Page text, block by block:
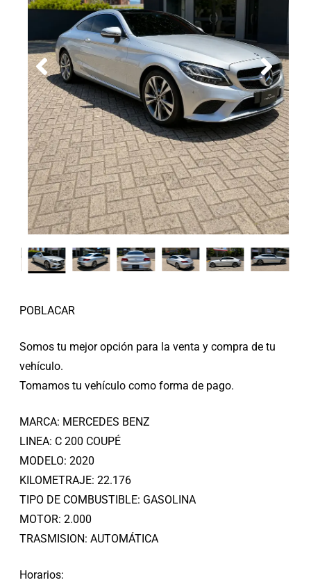
POBLACAR
Somos tu mejor opción para la venta y compra de tu
vehículo.
Tomamos tu vehículo como forma de pago.
MARCA: MERCEDES BENZ
LINEA: C 200 COUPÉ
MODELO: 2020
KILOMETRAJE: 22.176
TIPO DE COMBUSTIBLE: GASOLINA
MOTOR: 2.000
TRASMISION: AUTOMÁTICA
Horarios: